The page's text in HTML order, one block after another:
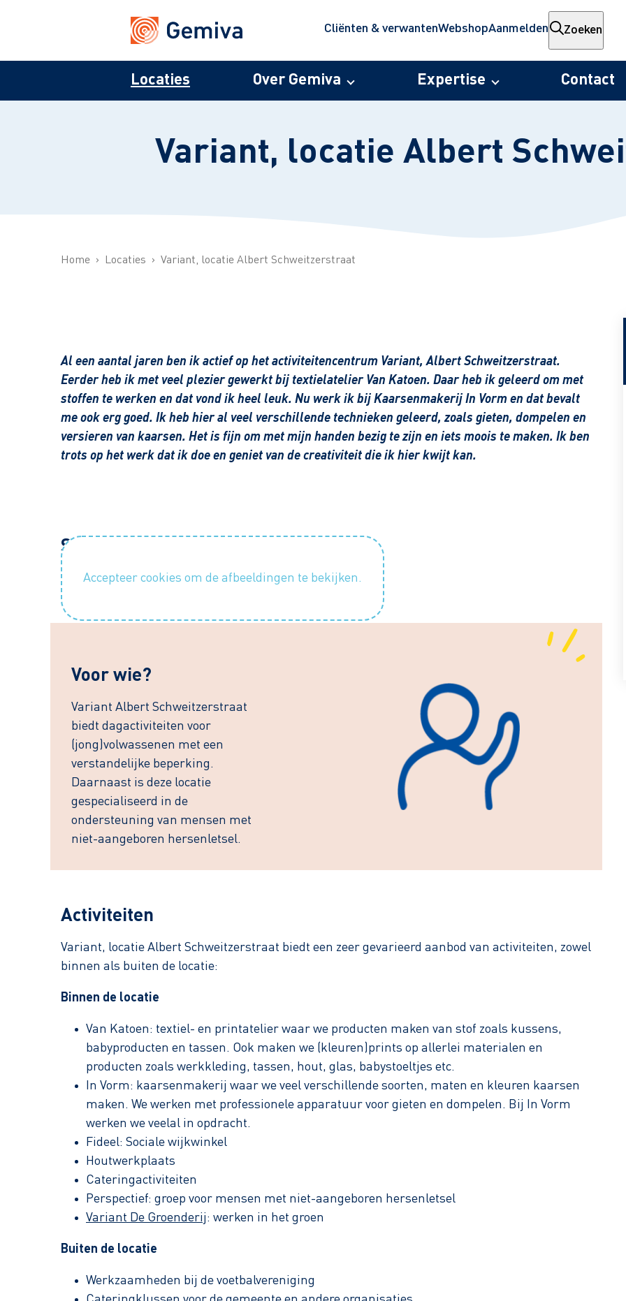
Cliënten & verwantenWebshopAanmelden Zoeken
Locaties Over Gemiva Expertise Contact
Variant, locatie Albert
Home Locaties Variant, locatie Albert Schweitzerstraat
Al een aantal jaren ben ik actief op het activiteitencentrum Variant, Albert Schweitzerstraat.
Eerder heb ik met veel plezier gewerkt bij textielatelier Van Katoen. Daar heb ik geleerd om met
stoffen te werken en dat vond ik heel leuk. Nu werk ik bij Kaarsenmakerij In Vorm en dat bevalt
me ook erg goed. Ik heb hier al veel verschillende technieken geleerd, zoals gieten, dompelen en
versieren van kaarsen. Het is fijn om met mijn handen bezig te zijn en iets moois te maken. Ik ben
trots op het werk dat ik doe en geniet van de creativiteit die ik hier kwijt kan.
Sfeerimpressie
Accepteer cookies om de afbeeldingen te bekijken.
Voor wie?
Variant Albert Schweitzerstraat
biedt dagactiviteiten voor
(jong)volwassenen met een
verstandelijke beperking.
Daarnaast is deze locatie
gespecialiseerd in de
ondersteuning van mensen met
niet-aangeboren hersenletsel.
Activiteiten
Variant, locatie Albert Schweitzerstraat biedt een zeer gevarieerd aanbod van activiteiten, zowel
binnen als buiten de locatie:
Binnen de locatie
Van Katoen: textiel- en printatelier waar we producten maken van stof zoals kussens,
babyproducten en tassen. Ook maken we (kleuren)prints op allerlei materialen en
producten zoals werkkleding, tassen, hout, glas, babystoeltjes etc.
In Vorm: kaarsenmakerij waar we veel verschillende soorten, maten en kleuren kaarsen
maken. We werken met professionele apparatuur voor gieten en dompelen. Bij In Vorm
werken we veelal in opdracht.
Fideel: Sociale wijkwinkel
Houtwerkplaats
Cateringactiviteiten
Perspectief: groep voor mensen met niet-aangeboren hersenletsel
Variant De Groenderij: werken in het groen
Buiten de locatie
Werkzaamheden bij de voetbalvereniging